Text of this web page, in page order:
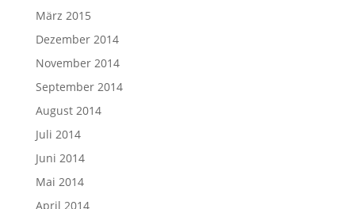
März 2015
Dezember 2014
November 2014
September 2014
August 2014
Juli 2014
Juni 2014
Mai 2014
April 2014